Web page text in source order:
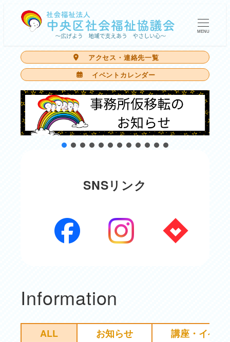
MENU
アクセス・連絡先一覧
イベントカレンダー
SNSリンク
Information
ALL お知らせ 講座・イベン